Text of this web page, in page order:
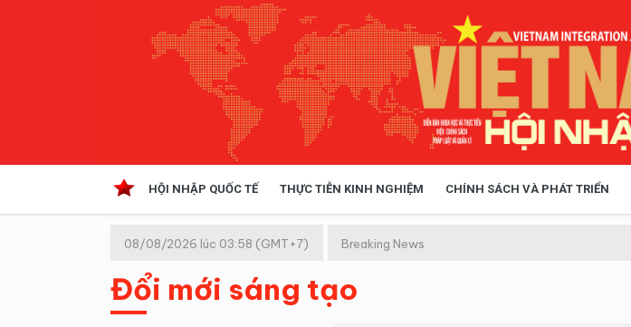
HỘI NHẬP QUỐC TẾ THỰC TIỄN KINH NGHIỆM CHÍNH SÁCH VÀ PHÁT TRIỂN
Kinh tế hội nhập
Doanh nghiệp
08/08/2026 lúc 03:58 (GMT+7) Breaking News
Đổi mới sáng tạo